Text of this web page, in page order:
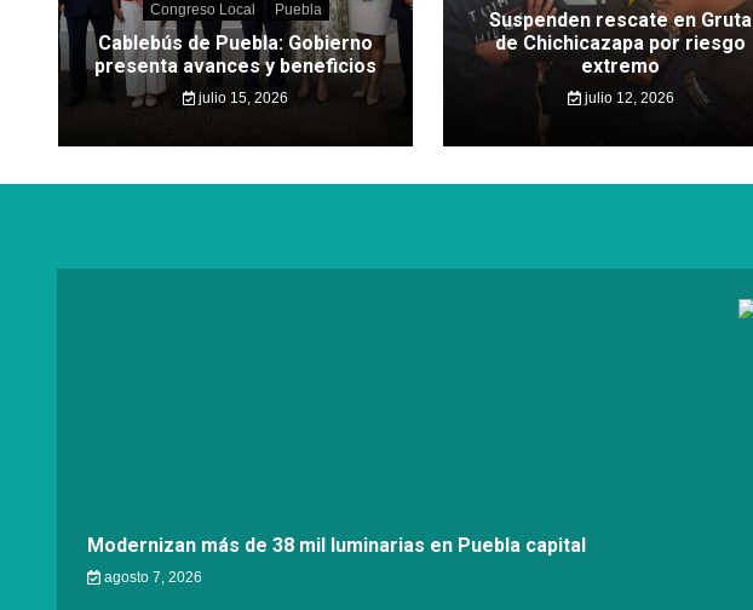
Congreso Local Puebla
Cablebús de Puebla: Gobierno
presenta avances y beneficios
julio 15, 2026
Suspenden rescate en Gruta
de Chichicazapa por riesgo
extremo
julio 12, 2026
Modernizan más de 38 mil luminarias en Puebla capital
agosto 7, 2026